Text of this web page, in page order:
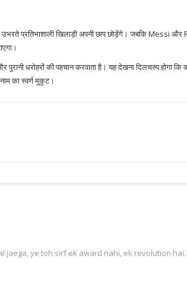
प्रतिभाशाली खिलाड़ी अपनी छाप छोड़ेंगे। जबकि Messi
धरोहरों की पहचान करवाता है। यह देखना दिलचस्प होगा कि
का स्वर्ण मुकुट।
jaega, ye toh sirf ek award nahi, ek revolution hai.